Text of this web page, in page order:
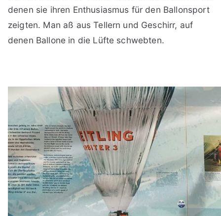
denen sie ihren Enthusiasmus für den Ballonsport
zeigten. Man aß aus Tellern und Geschirr, auf
denen Ballone in die Lüfte schwebten.